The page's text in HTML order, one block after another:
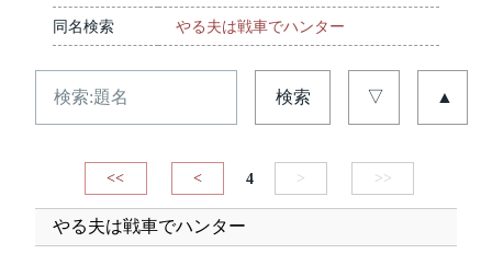
同名検索 やる夫は戦車でハンター
検索 ▽ ▲
<< < 4 > >>
やる夫は戦車でハンター